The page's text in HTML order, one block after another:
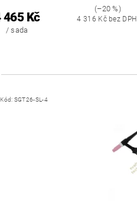
465 Kč
/ sada
(–20 %)
4 316 Kč bez DPH
Kód: SGT26-SL-4